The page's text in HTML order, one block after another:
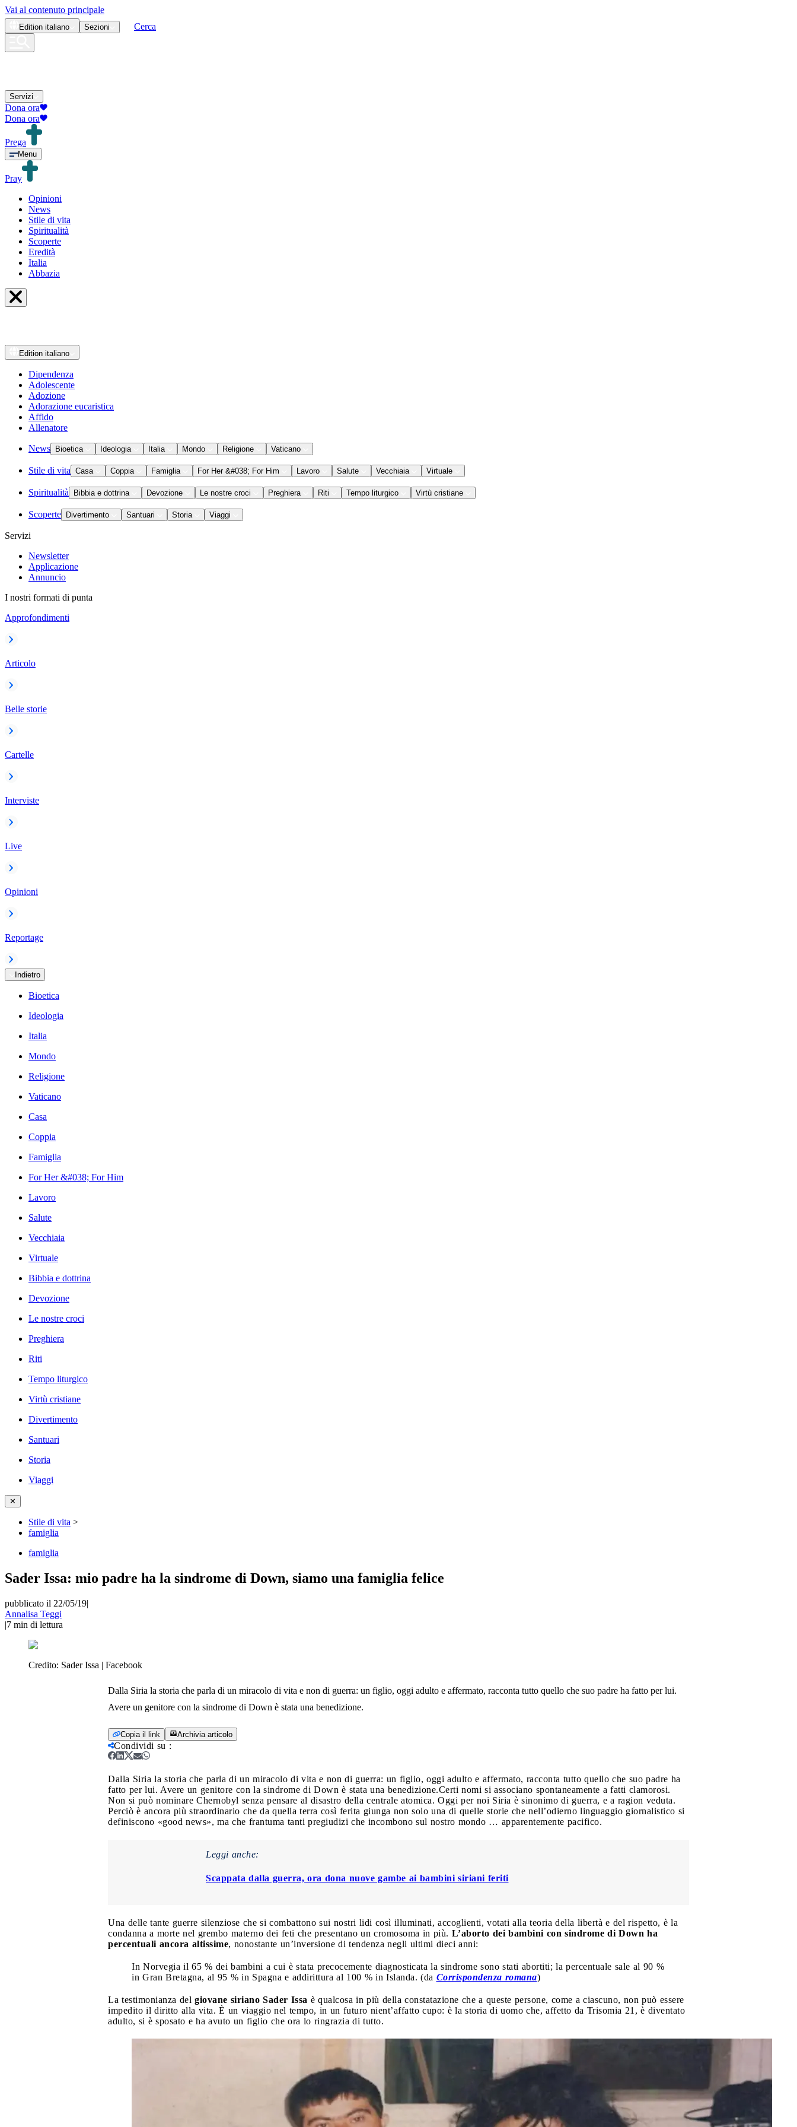
Vai al contenuto principale
Edition italiano Sezioni Cerca
Servizi
Dona ora
Dona ora
Prega
Menu
Pray
Opinioni
News
Stile di vita
Spiritualità
Scoperte
Eredità
Italia
Abbazia
Edition italiano
Dipendenza
Adolescente
Adozione
Adorazione eucaristica
Affido
Allenatore
News Bioetica Ideologia Italia Mondo Religione Vaticano
Stile di vita Casa Coppia Famiglia For Her &#038; For Him Lavoro Salute Vecchiaia Virtuale
Spiritualità Bibbia e dottrina Devozione Le nostre croci Preghiera Riti Tempo liturgico Virtù cristiane
Scoperte Divertimento Santuari Storia Viaggi
Servizi
Newsletter
Applicazione
Annuncio
I nostri formati di punta
Approfondimenti
Articolo
Belle storie
Cartelle
Interviste
Live
Opinioni
Reportage
Indietro
Bioetica
Ideologia
Italia
Mondo
Religione
Vaticano
Casa
Coppia
Famiglia
For Her &#038; For Him
Lavoro
Salute
Vecchiaia
Virtuale
Bibbia e dottrina
Devozione
Le nostre croci
Preghiera
Riti
Tempo liturgico
Virtù cristiane
Divertimento
Santuari
Storia
Viaggi
✕
Stile di vita >
famiglia
famiglia
Sader Issa: mio padre ha la sindrome di Down, siamo una famiglia felice
pubblicato il 22/05/19|
Annalisa Teggi
|7 min di lettura
Credito: Sader Issa | Facebook
Dalla Siria la storia che parla di un miracolo di vita e non di guerra: un figlio, oggi adulto e affermato, racconta tutto quello che suo padre ha fatto per lui.
Avere un genitore con la sindrome di Down è stata una benedizione.
Copia il link Archivia articolo
Condividi su :
Dalla Siria la storia che parla di un miracolo di vita e non di guerra: un figlio, oggi adulto e affermato, racconta tutto quello che suo padre ha
fatto per lui. Avere un genitore con la sindrome di Down è stata una benedizione.Certi nomi si associano spontaneamente a fatti clamorosi.
Non si può nominare Chernobyl senza pensare al disastro della centrale atomica. Oggi per noi Siria è sinonimo di guerra, e a ragion veduta.
Perciò è ancora più straordinario che da quella terra così ferita giunga non solo una di quelle storie che nell’odierno linguaggio giornalistico si
definiscono «good news», ma che frantuma tanti pregiudizi che incombono sul nostro mondo … apparentemente pacifico.
Leggi anche:
Scappata dalla guerra, ora dona nuove gambe ai bambini siriani feriti
Una delle tante guerre silenziose che si combattono sui nostri lidi così illuminati, accoglienti, votati alla teoria della libertà e del rispetto, è la
condanna a morte nel grembo materno dei feti che presentano un cromosoma in più. L’aborto dei bambini con sindrome di Down ha
percentuali ancora altissime, nonostante un’inversione di tendenza negli ultimi dieci anni:
In Norvegia il 65 % dei bambini a cui è stata precocemente diagnosticata la sindrome sono stati abortiti; la percentuale sale al 90 %
in Gran Bretagna, al 95 % in Spagna e addirittura al 100 % in Islanda. (da Corrispondenza romana)
La testimonianza del giovane siriano Sader Issa è qualcosa in più della constatazione che a queste persone, come a ciascuno, non può essere
impedito il diritto alla vita. È un viaggio nel tempo, in un futuro nient’affatto cupo: è la storia di uomo che, affetto da Trisomia 21, è diventato
adulto, si è sposato e ha avuto un figlio che ora lo ringrazia di tutto.